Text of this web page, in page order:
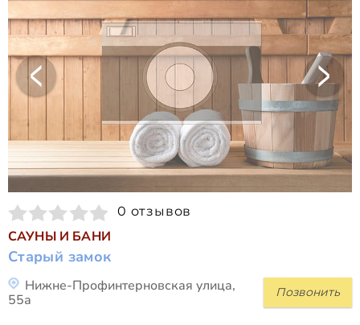
0 отзывов
САУНЫ И БАНИ
Старый замок
Позвонить
Нижне-Профинтерновская улица,
55а